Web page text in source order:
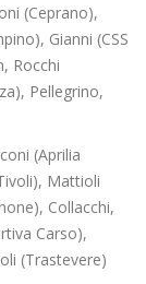
(Ceprano),
Gianni (CSS
Rocchi
Pellegrino,
(Aprilia
Mattioli
Collacchi,
Carso),
(Trastevere)